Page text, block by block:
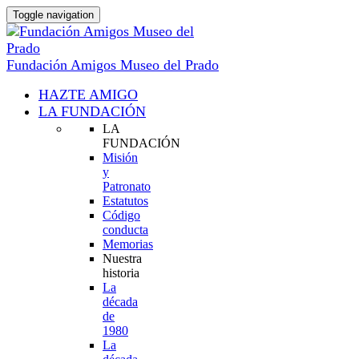
Toggle navigation
Fundación Amigos Museo del Prado
HAZTE AMIGO
LA FUNDACIÓN
LA
FUNDACIÓN
Misión
y
Patronato
Estatutos
Código
conducta
Memorias
Nuestra
historia
La
década
de
1980
La